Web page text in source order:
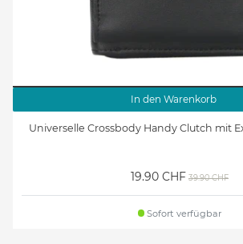
In den Warenkorb
Universelle Crossbody Handy Clutch mit
19.90 CHF 39.90 CHF
Sofort verfügbar